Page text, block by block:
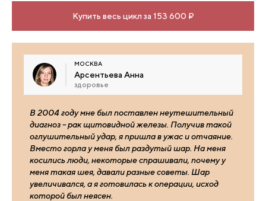
Купить весь цикл за 153 600 ₽
МОСКВА
Арсентьева Анна
здоровье
В 2004 году мне был поставлен неутешительный
диагноз – рак щитовидной железы. Получив такой
оглушительный удар, я пришла в ужас и отчаяние.
Вместо горла у меня был раздутый шар. На меня
косились люди, некоторые спрашивали, почему у
меня такая шея, давали разные советы. Шар
увеличивался, а я готовилась к операции, исход
которой был неясен.